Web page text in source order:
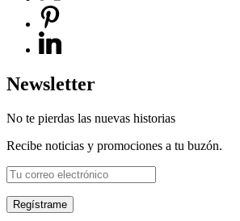
Newsletter
No te pierdas las nuevas historias
Recibe noticias y promociones a tu buzón.